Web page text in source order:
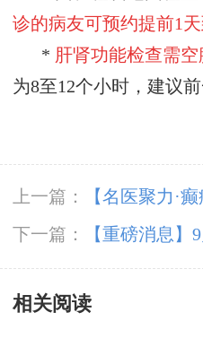
诊的病友可预约提前1
* 肝肾功能检查需空
为8至12个小时，建议前
上一篇：
【名医聚力·
京朝阳医院神经内科周
名额有限，速约！
下一篇：
【重磅消息】
院周祥琴教授成都领衔
防线！
相关阅读